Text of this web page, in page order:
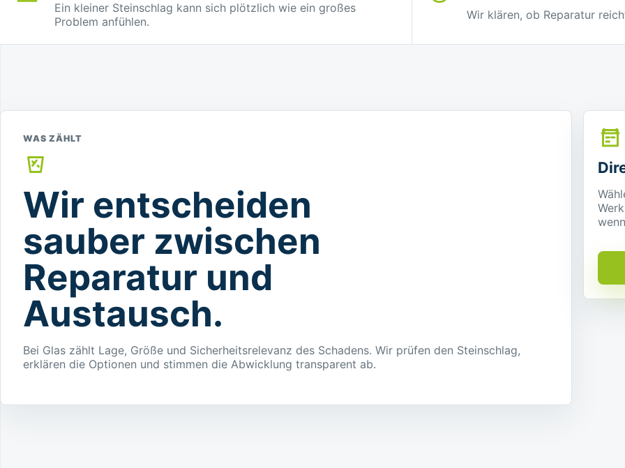
Ein kleiner Steinschlag kann sich plötzlich wie ein großes
Problem anfühlen.
Wir klären, ob Reparatur
WAS ZÄHLT
Wir entscheiden
sauber zwischen
Reparatur und
Austausch.
Bei Glas zählt Lage, Größe und Sicherheitsrelevanz des Schadens. Wir prüfen den Steinschlag,
erklären die Optionen und stimmen die Abwicklung transparent ab.